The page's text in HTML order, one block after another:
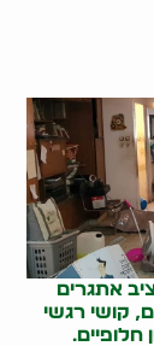
אתגרים
קושי רגשי